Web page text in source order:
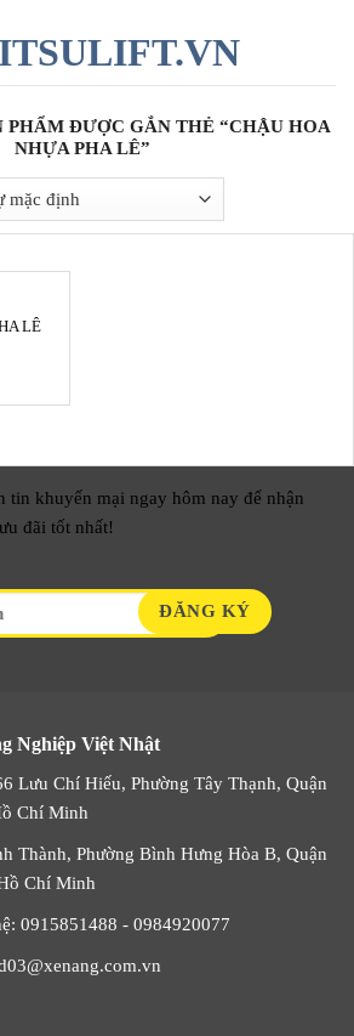
PHẨM ĐƯỢC GẮN THẺ “CHẬU HOA
NHỰA PHA LÊ”
LÊ
tin khuyến mại ngay hôm nay để nhận
đãi tốt nhất!
Nghiệp Việt Nhật
Lưu Chí Hiếu, Phường Tây Thạnh, Quận
Chí Minh
Thành, Phường Bình Hưng Hòa B, Quận
Chí Minh
0915851488 - 0984920077